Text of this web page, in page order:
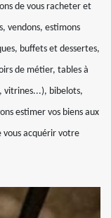
de vous racheter et
vendons, estimons
buffets et dessertes,
de métier, tables à
vitrines...), bibelots,
estimer vos biens aux
vous acquérir votre